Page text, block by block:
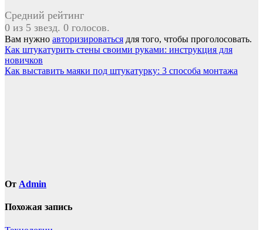
Средний рейтинг
0 из 5 звезд. 0 голосов.
Вам нужно авторизироваться для того, чтобы проголосовать.
Навигация
по
Как штукатурить стены своими руками: инструкция для
новичков
Как выставить маяки под штукатурку: 3 способа монтажа
От Admin
Похожая запись